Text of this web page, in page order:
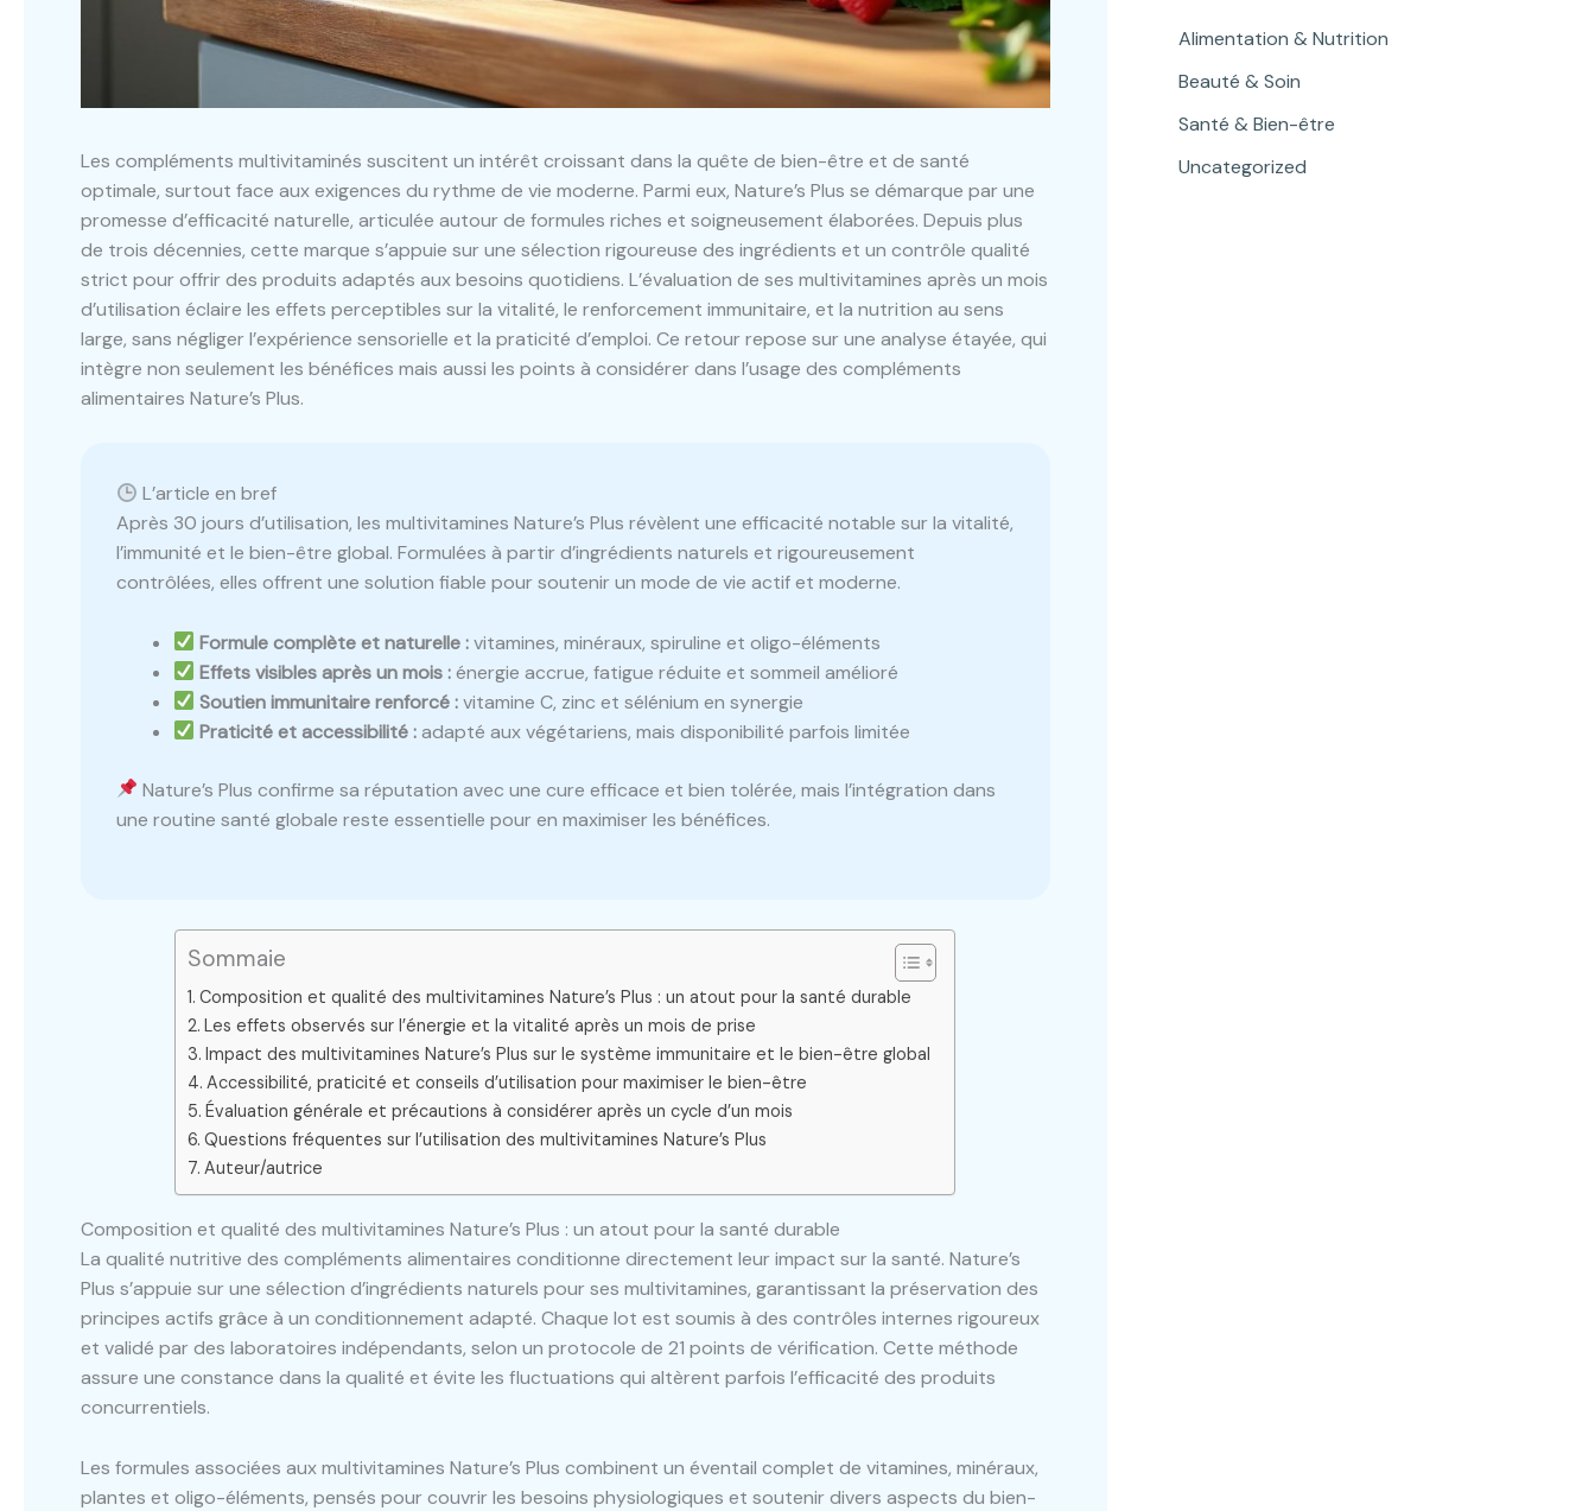
Les compléments multivitaminés suscitent un intérêt croissant dans la quête de bien-être et de santé
optimale, surtout face aux exigences du rythme de vie moderne. Parmi eux, Nature’s Plus se démarque par une
promesse d’efficacité naturelle, articulée autour de formules riches et soigneusement élaborées. Depuis plus
de trois décennies, cette marque s’appuie sur une sélection rigoureuse des ingrédients et un contrôle qualité
strict pour offrir des produits adaptés aux besoins quotidiens. L’évaluation de ses multivitamines après un mois
d’utilisation éclaire les effets perceptibles sur la vitalité, le renforcement immunitaire, et la nutrition au sens
large, sans négliger l’expérience sensorielle et la praticité d’emploi. Ce retour repose sur une analyse étayée, qui
intègre non seulement les bénéfices mais aussi les points à considérer dans l’usage des compléments
alimentaires Nature’s Plus.
L’article en bref
Après 30 jours d’utilisation, les multivitamines Nature’s Plus révèlent une efficacité notable sur la vitalité,
l’immunité et le bien-être global. Formulées à partir d’ingrédients naturels et rigoureusement
contrôlées, elles offrent une solution fiable pour soutenir un mode de vie actif et moderne.
Formule complète et naturelle :vitamines, minéraux, spiruline et oligo-éléments
Effets visibles après un mois :énergie accrue, fatigue réduite et sommeil amélioré
Soutien immunitaire renforcé :vitamine C, zinc et sélénium en synergie
Praticité et accessibilité :adapté aux végétariens, mais disponibilité parfois limitée
Nature’s Plus confirme sa réputation avec une cure efficace et bien tolérée, mais l’intégration dans
une routine santé globale reste essentielle pour en maximiser les bénéfices.
Sommaie
Composition et qualité des multivitamines Nature’s Plus : un atout pour la santé durable
Les effets observés sur l’énergie et la vitalité après un mois de prise
Impact des multivitamines Nature’s Plus sur le système immunitaire et le bien-être global
Accessibilité, praticité et conseils d’utilisation pour maximiser le bien-être
Évaluation générale et précautions à considérer après un cycle d’un mois
Questions fréquentes sur l’utilisation des multivitamines Nature’s Plus
Auteur/autrice
Composition et qualité des multivitamines Nature’s Plus : un atout pour la santé durable
La qualité nutritive des compléments alimentaires conditionne directement leur impact sur la santé. Nature’s
Plus s’appuie sur une sélection d’ingrédients naturels pour ses multivitamines, garantissant la préservation des
principes actifs grâce à un conditionnement adapté. Chaque lot est soumis à des contrôles internes rigoureux
et validé par des laboratoires indépendants, selon un protocole de 21 points de vérification. Cette méthode
assure une constance dans la qualité et évite les fluctuations qui altèrent parfois l’efficacité des produits
concurrentiels.
Les formules associées aux multivitamines Nature’s Plus combinent un éventail complet de vitamines, minéraux,
plantes et oligo-éléments, pensés pour couvrir les besoins physiologiques et soutenir divers aspects du bien-
Alimentation & Nutrition
Beauté & Soin
Santé & Bien-être
Uncategorized